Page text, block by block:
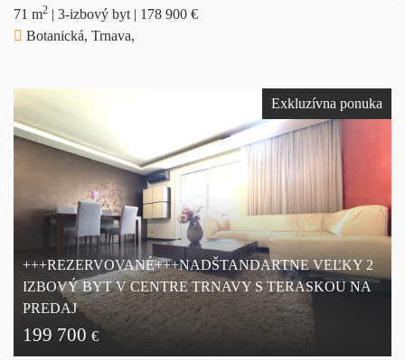
71 m2 3-izbový byt
178 900 €
Botanická, Trnava,
Exkluzívna ponuka
+++REZERVOVANÉ+++NADŠTANDARTNE VEĽKY 2
IZBOVÝ BYT V CENTRE TRNAVY S TERASKOU NA
PREDAJ
199 700 €